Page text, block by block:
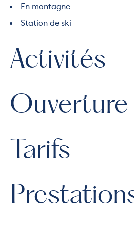
En montagne
Station de ski
Activités
Ouverture
Tarifs